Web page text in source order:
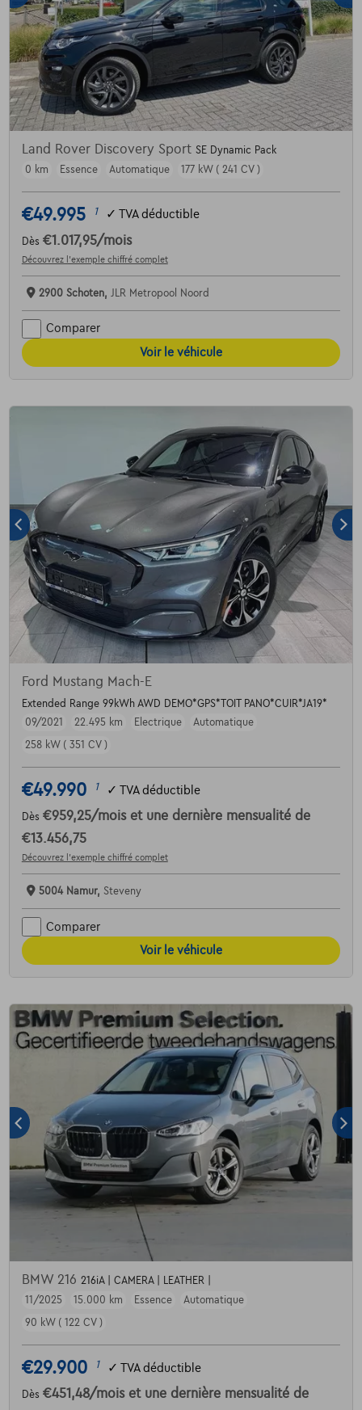
Land Rover Discovery Sport SE Dynamic Pack
0 km
Essence Automatique 177 kW ( 241 CV )
€49.995 1 ✓ TVA déductible
Dès €1.017,95/mois
Découvrez l’exemple chiffré complet
2900 Schoten, JLR Metropool Noord
Comparer
Voir le véhicule
Ford Mustang Mach-E
Extended Range 99kWh AWD DEMO*GPS*TOIT PANO*CUIR*JA19*
09/2021
22.495 km Electrique
Automatique
258 kW ( 351 CV )
€49.990 1 ✓ TVA déductible
Dès €959,25/mois et une dernière mensualité de
€13.456,75
Découvrez l’exemple chiffré complet
5004 Namur, Steveny
Comparer
Voir le véhicule
BMW 216 216iA | CAMERA | LEATHER |
11/2025
15.000 km Essence
Automatique
90 kW ( 122 CV )
€29.900 1 ✓ TVA déductible
Dès €451,48/mois et une dernière mensualité de